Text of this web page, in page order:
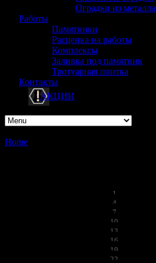
Оградки из металла
Работы
Памятники
Расценка на работы
Комплексы
Заливка под памятник
Тротуарная плитка
Контакты
АКЦИИ
Home
1
4
7
10
13
16
19
22